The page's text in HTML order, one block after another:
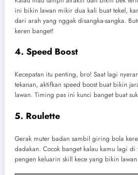
ini bikin lawan mikir dua kali buat tekel,
dari arah yang nggak disangka-sangka.
keren banget!
4. Speed Boost
Kecepatan itu penting, bro! Saat lagi
tekanan, aktifkan speed boost buat bikin
lawan. Timing pas ini kunci banget buat
5. Roulette
Gerak muter badan sambil giring bola
dadakan. Cocok banget kalau kamu lagi di
pengen keluarin skill kece yang bikin